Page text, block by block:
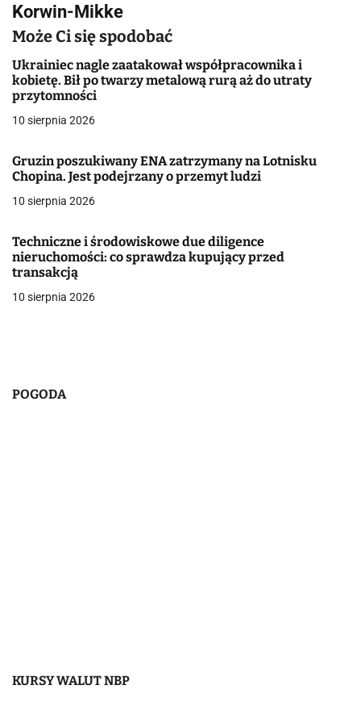
a
c
j
a
p
i
u
Korwin-Mikke
Może Ci się spodobać
Ukrainiec nagle zaatakował współpracownika i
kobietę. Bił po twarzy metalową rurą aż do utraty
przytomności
10 sierpnia 2026
Gruzin poszukiwany ENA zatrzymany na Lotnisku
Chopina. Jest podejrzany o przemyt ludzi
10 sierpnia 2026
Techniczne i środowiskowe due diligence
nieruchomości: co sprawdza kupujący przed
transakcją
10 sierpnia 2026
POGODA
KURSY WALUT NBP